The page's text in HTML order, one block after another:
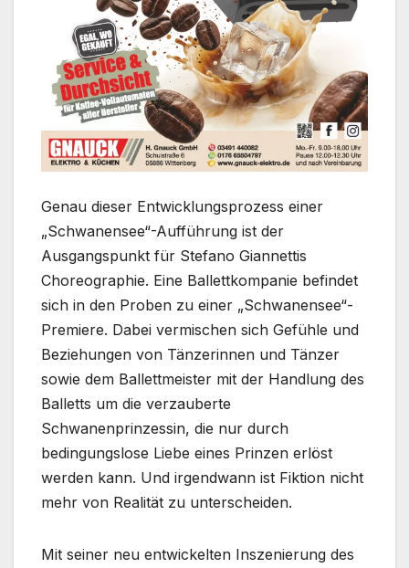
Genau dieser Entwicklungsprozess einer
„Schwanensee“-Aufführung ist der
Ausgangspunkt für Stefano Giannettis
Choreographie. Eine Ballettkompanie befindet
sich in den Proben zu einer „Schwanensee“-
Premiere. Dabei vermischen sich Gefühle und
Beziehungen von Tänzerinnen und Tänzer
sowie dem Ballettmeister mit der Handlung des
Balletts um die verzauberte
Schwanenprinzessin, die nur durch
bedingungslose Liebe eines Prinzen erlöst
werden kann. Und irgendwann ist Fiktion nicht
mehr von Realität zu unterscheiden.
Mit seiner neu entwickelten Inszenierung des